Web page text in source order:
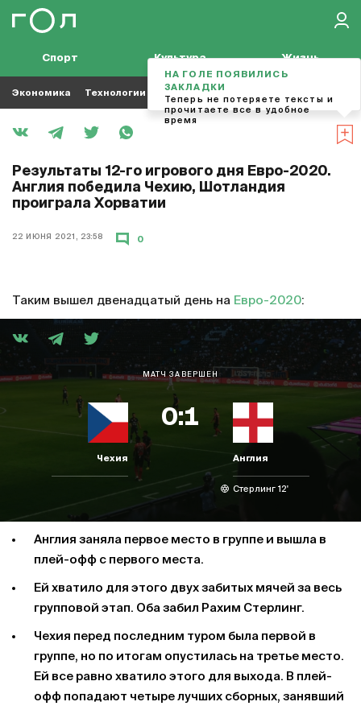
Спорт Культура Жизнь
Экономика Технологии Кино Футбол
Результаты 12-го игрового дня Евро-2020.
Англия победила Чехию, Шотландия
проиграла Хорватии
22 ИЮНЯ 2021, 23:58 0
Таким вышел двенадцатый день на Евро-2020:
МАТЧ ЗАВЕРШЕН
Чехия
0:1
Англия
Стерлинг 12'
Англия заняла первое место в группе и вышла в
плей-офф с первого места.
Ей хватило для этого двух забитых мячей за весь
групповой этап. Оба забил Рахим Стерлинг.
Чехия перед последним туром была первой в
группе, но по итогам опустилась на третье место.
Ей все равно хватило этого для выхода. В плей-
офф попадают четыре лучших сборных, занявший
НА ГОЛЕ ПОЯВИЛИСЬ
ЗАКЛАДКИ
Теперь не потеряете тексты и
прочитаете все в удобное
время